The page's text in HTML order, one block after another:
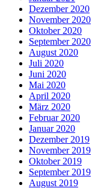
Dezember 2020
November 2020
Oktober 2020
September 2020
August 2020
Juli 2020
Juni 2020
Mai 2020
April 2020
März 2020
Februar 2020
Januar 2020
Dezember 2019
November 2019
Oktober 2019
September 2019
August 2019